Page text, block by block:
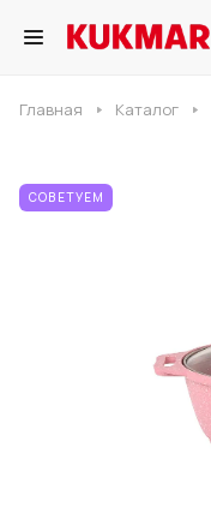
Главная Каталог
СОВЕТУЕМ